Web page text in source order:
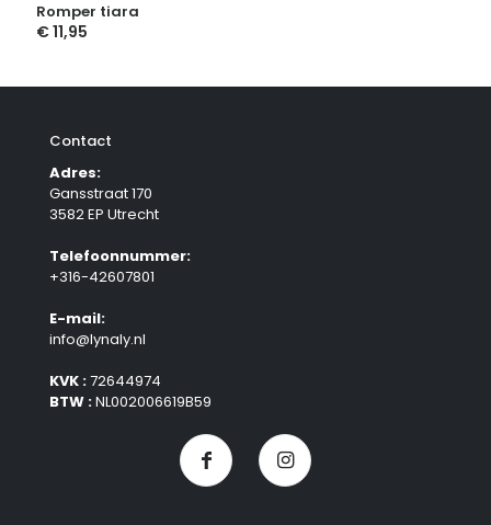
Romper tiara
€11,95
Contact
Adres:
Gansstraat 170
3582 EP Utrecht
Telefoonnummer:
+316-42607801
E-mail:
info@lynaly.nl
KVK :72644974
BTW :NL002006619B59